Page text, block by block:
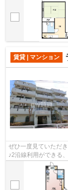
賃貸 | マンション
ぜひ一度見ていただ
♪2沿線利用ができる
でお支払いいただけ